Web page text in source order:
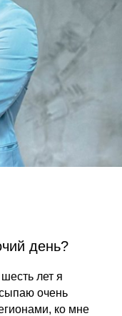
день?
лет я
очень
ко мне